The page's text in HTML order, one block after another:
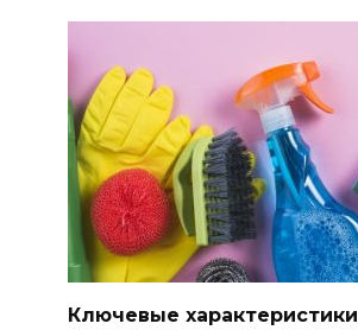
Ключевые характеристики